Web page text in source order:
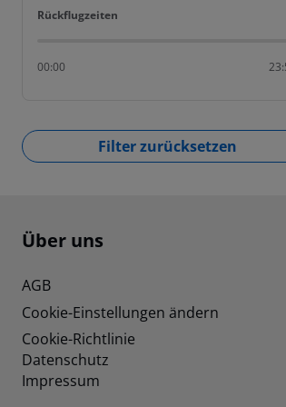
Rückflugzeiten
Rückflugzeiten
00:00
Filter zurücksetzen
Footer navigation
Über uns
AGB
Cookie-Einstellungen ändern
Cookie-Richtlinie
Datenschutz
Impressum